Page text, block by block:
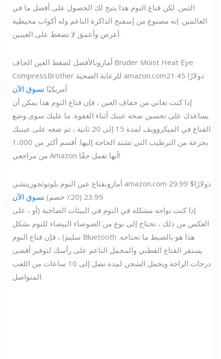
الثمن. لكن قناع النوم هذا يتيح لك الحصول على أفضل ما في
العالمين. إنه مصنوع من إسفنج الذاكرة الناعم وله أكواب محيطية
أعرض وأعمق لا تضغط على العينين.
أمازونالأفضل لضغط العين الجاف Bruder Moist Heat Eye
Compress
Brother للرعاية الصحية amazon.com21.45 دولارًا
أمريكيًا تسوق الآن
إذا كنت تعاني من جفاف العين ، فإن قناع النوم هذا يمكن أن
يساعدك على تحسين صحة عينك أثناء الغفوة. ما عليك سوى وضع
القناع في الميكروويف لمدة 15 إلى 20 ثانية ، ثم ضعه على عينيك
بجرعة من الترطيب التي تشتد الحاجة إليها. أقسم أكثر من 1،000
من مراجعي Amazon أنها تعمل حقًا!
أمازونقناع عين النوم بلوتوثجوزيتشي amazon.com 29.99 دولارًا$
23.99 (20٪ خصم)
تسوق الآن
إذا كنت تواجه مشكلة في النوم في البيئات الصاخبة (أو ، على
العكس من ذلك ، تحتاج إلى نوع من الضوضاء البيضاء للنوم بشكل
سليم) ، فإن قناع النوم Bluetooth هذا هو بالضبط ما تحتاجه.
يستقر القناع القطني والمخمل الناعم على رأسك لتوفير أقصى
درجات الراحة ويحمل الشحن لمدة تصل إلى 10 ساعات من اللعب
المتواصل.